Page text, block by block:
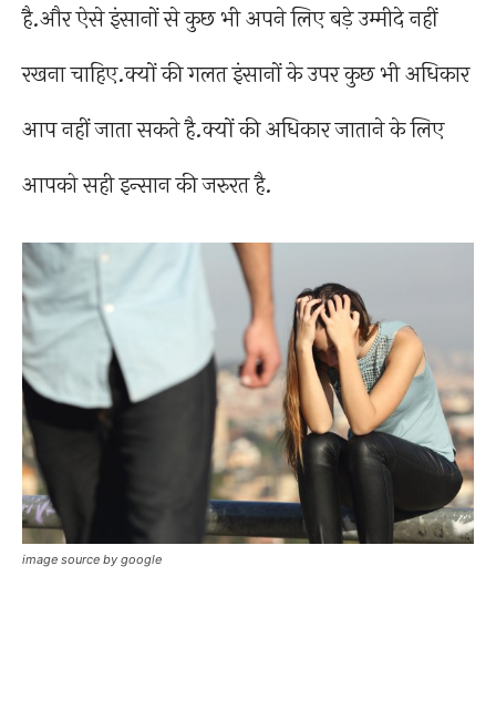
है.और ऐसे इंसानों से कुछ भी अपने लिए बड़े उम्मीदे नहीं
रखना चाहिए.क्यों की गलत इंसानों के उपर कुछ भी अधिकार
आप नहीं जाता सकते है.क्यों की अधिकार जाताने के लिए
आपको सही इन्सान की जरुरत है.
image source by google